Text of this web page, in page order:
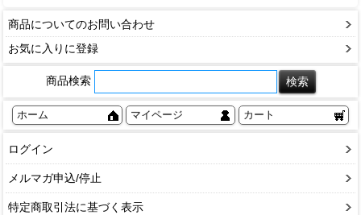
商品についてのお問い合わせ
お気に入りに登録
商品検索
ホーム マイページ カート
ログイン
メルマガ申込/停止
特定商取引法に基づく表示